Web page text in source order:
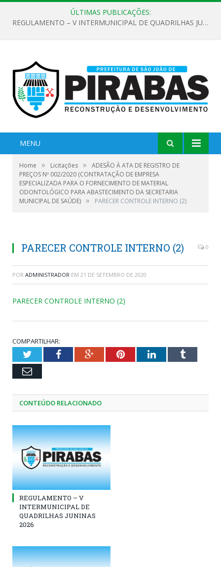
ÚLTIMAS PUBLICAÇÕES:
REGULAMENTO – V INTERMUNICIPAL DE QUADRILHAS JUNINAS 2026
MENU
Home » Licitações »
ADESÃO À ATA DE REGISTRO DE
PREÇOS Nº 002/2020 (CONTRATAÇÃO DE EMPRESA
ESPECIALIZADA PARA O FORNECIMENTO DE MATERIAL
ODONTOLÓGICO PARA ABASTECIMENTO DA SECRETARIA
MUNICIPAL DE SAÚDE) » PARECER CONTROLE INTERNO (2)
PARECER CONTROLE INTERNO (2) 0
POR ADMINISTRADOR EM 21 DE SETEMBRO DE 2020
PARECER CONTROLE INTERNO (2)
COMPARTILHAR:
TwitterFacebookGoogle+PinterestLinkedInTumblr
Email
CONTEÚDO RELACIONADO
REGULAMENTO – V
INTERMUNICIPAL DE
QUADRILHAS JUNINAS
2026